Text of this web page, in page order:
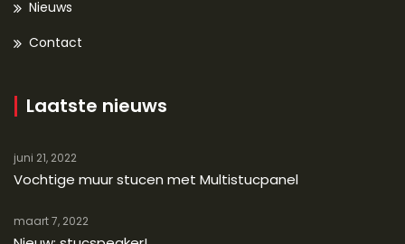
Nieuws
Contact
Laatste nieuws
juni 21, 2022
Vochtige muur stucen met Multistucpanel
maart 7, 2022